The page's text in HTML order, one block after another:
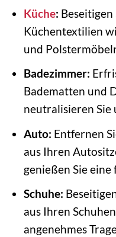
Küche:
Küchentextilien
und
Badezimmer:
Badematten und
neutralisieren Sie
Auto: Entfernen
aus Ihren
genießen Sie eine
Schuhe:
aus Ihren
angenehmes